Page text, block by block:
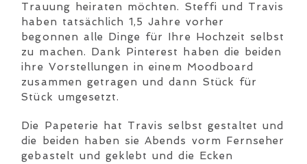
Trauung heiraten möchten. Steffi und Travis
haben tatsächlich 1,5 Jahre vorher
begonnen alle Dinge für Ihre Hochzeit selbst
zu machen. Dank Pinterest haben die beiden
ihre Vorstellungen in einem Moodboard
zusammen getragen und dann Stück für
Stück umgesetzt.
Die Papeterie hat Travis selbst gestaltet und
die beiden haben sie Abends vorm Fernseher
gebastelt und geklebt und die Ecken